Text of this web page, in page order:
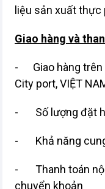
liệu sản xuất
Giao hàng và
- Giao hàng trên
City port, VIỆT
- Số lượng đặt
- Khả năng
- Thanh toán nội
chuyển khoản